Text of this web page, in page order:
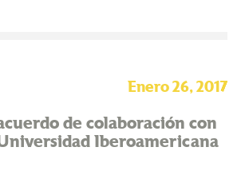
Enero 26, 2017
de colaboración con
Iberoamericana